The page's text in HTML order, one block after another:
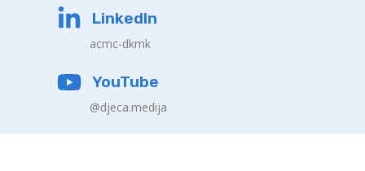
LinkedIn
acmc-dkmk
YouTube
@djeca.medija